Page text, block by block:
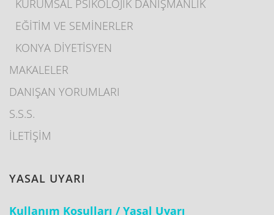
KURUMSAL PSİKOLOJİK DANIŞMANLIK
EĞİTİM VE SEMİNERLER
KONYA DİYETİSYEN
MAKALELER
DANIŞAN YORUMLARI
S.S.S.
İLETİŞİM
YASAL UYARI
Kullanım Koşulları / Yasal Uyarı